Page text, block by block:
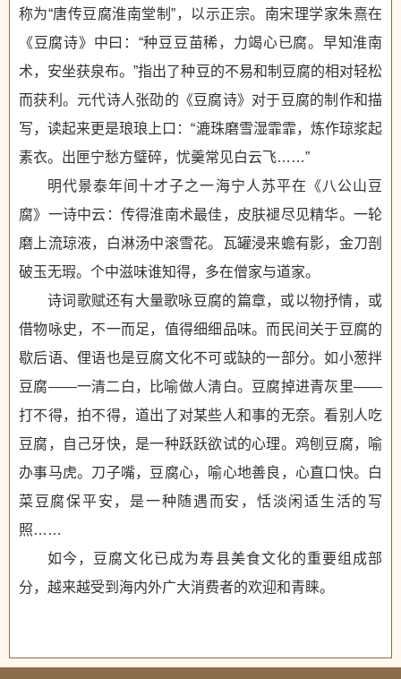
称为“唐传豆腐淮南堂制”，以示正宗。南宋理学家朱熹在
《豆腐诗》中曰：“种豆豆苗稀，力竭心已腐。早知淮南
术，安坐获泉布。”指出了种豆的不易和制豆腐的相对轻松
而获利。元代诗人张劭的《豆腐诗》对于豆腐的制作和描
写，读起来更是琅琅上口：“漉珠磨雪湿霏霏，炼作琼浆起
素衣。出匣宁愁方璧碎，忧羹常见白云飞……”
明代景泰年间十才子之一海宁人苏平在《八公山豆
腐》一诗中云：传得淮南术最佳，皮肤褪尽见精华。一轮
磨上流琼液，白淋汤中滚雪花。瓦罐浸来蟾有影，金刀剖
破玉无瑕。个中滋味谁知得，多在僧家与道家。
诗词歌赋还有大量歌咏豆腐的篇章，或以物抒情，或
借物咏史，不一而足，值得细细品味。而民间关于豆腐的
歇后语、俚语也是豆腐文化不可或缺的一部分。如小葱拌
豆腐——一清二白，比喻做人清白。豆腐掉进青灰里——
打不得，拍不得，道出了对某些人和事的无奈。看别人吃
豆腐，自己牙快，是一种跃跃欲试的心理。鸡刨豆腐，喻
办事马虎。刀子嘴，豆腐心，喻心地善良，心直口快。白
菜豆腐保平安，是一种随遇而安，恬淡闲适生活的写
照……
如今，豆腐文化已成为寿县美食文化的重要组成部
分，越来越受到海内外广大消费者的欢迎和青睐。